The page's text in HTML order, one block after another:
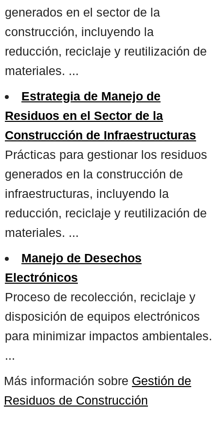
generados en el sector de la
construcción, incluyendo la
reducción, reciclaje y reutilización de
materiales. ...
Estrategia de Manejo de
Residuos en el Sector de la
Construcción de Infraestructuras
Prácticas para gestionar los residuos
generados en la construcción de
infraestructuras, incluyendo la
reducción, reciclaje y reutilización de
materiales. ...
Manejo de Desechos
Electrónicos
Proceso de recolección, reciclaje y
disposición de equipos electrónicos
para minimizar impactos ambientales.
...
Más información sobre Gestión de
Residuos de Construcción